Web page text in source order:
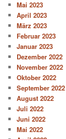
Mai 2023
April 2023
März 2023
Februar 2023
Januar 2023
Dezember 2022
November 2022
Oktober 2022
September 2022
August 2022
Juli 2022
Juni 2022
Mai 2022